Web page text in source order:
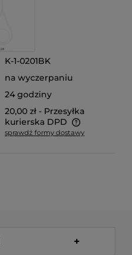
K-1-0201BK
na wyczerpaniu
24 godziny
20,00 zł - Przesyłka
kurierska DPD
kosztów płatności
sprawdź formy dostawy
+